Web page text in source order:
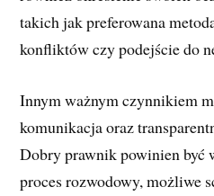
takich jak preferowana
konfliktów czy podejście do
Innym ważnym czynnikiem
komunikacja oraz
Dobry prawnik powinien być
proces rozwodowy, możliwe